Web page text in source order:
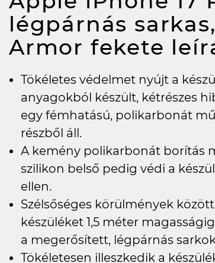
légpárnás
Armor fekete
Tökéletes védelmet nyújt a
anyagokból készült, kétrészes
egy fémhatású, polikarbonát
részből áll.
A kemény polikarbonát borítás
szilikon belső pedig védi a
ellen.
Szélsőséges körülmények
készüléket 1,5 méter
a megerősített, légpárnás
Tökéletesen illeszkedik a